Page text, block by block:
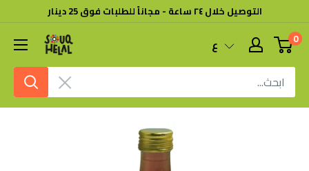
الى
المحتوى
التوصيل خلال ٢٤ ساعة - مجاناً للطلبات فوق 25 دينار
سوق
هلال
امسح
ع 0